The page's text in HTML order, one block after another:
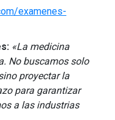
examenes-
«La medicina
No buscamos solo
proyectar la
para garantizar
a las industrias